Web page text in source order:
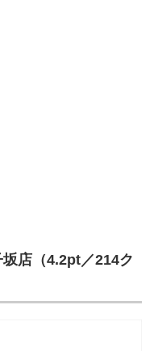
店（4.2pt／214ク